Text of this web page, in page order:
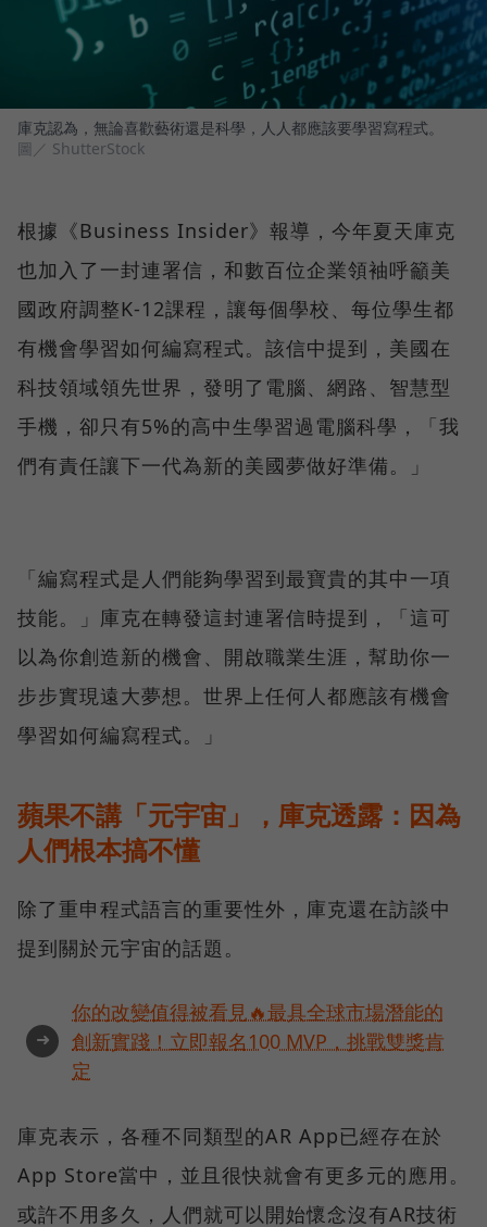
庫克認為，無論喜歡藝術還是科學，人人都應該要學習寫程式。
圖／ ShutterStock
根據《Business Insider》報導，今年夏天庫克
也加入了一封連署信，和數百位企業領袖呼籲美
國政府調整K-12課程，讓每個學校、每位學生都
有機會學習如何編寫程式。該信中提到，美國在
科技領域領先世界，發明了電腦、網路、智慧型
手機，卻只有5%的高中生學習過電腦科學，「我
們有責任讓下一代為新的美國夢做好準備。」
「編寫程式是人們能夠學習到最寶貴的其中一項
技能。」庫克在轉發這封連署信時提到，「這可
以為你創造新的機會、開啟職業生涯，幫助你一
步步實現遠大夢想。世界上任何人都應該有機會
學習如何編寫程式。」
蘋果不講「元宇宙」，庫克透露：因為
人們根本搞不懂
除了重申程式語言的重要性外，庫克還在訪談中
提到關於元宇宙的話題。
➜
你的改變值得被看見🔥最具全球市場潛能的
創新實踐！立即報名100 MVP，挑戰雙獎肯
定
庫克表示，各種不同類型的AR App已經存在於
App Store當中，並且很快就會有更多元的應用。
或許不用多久，人們就可以開始懷念沒有AR技術